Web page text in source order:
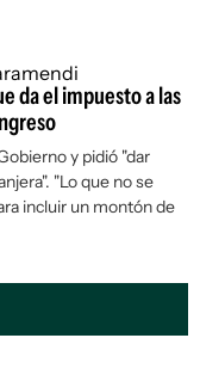
da el impuesto a las
y pidió "dar
"Lo que no se
incluir un montón de